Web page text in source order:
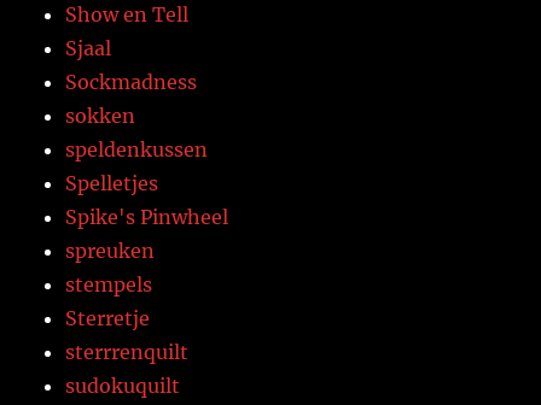
Show en Tell
Sjaal
Sockmadness
sokken
speldenkussen
Spelletjes
Spike's Pinwheel
spreuken
stempels
Sterretje
sterrrenquilt
sudokuquilt